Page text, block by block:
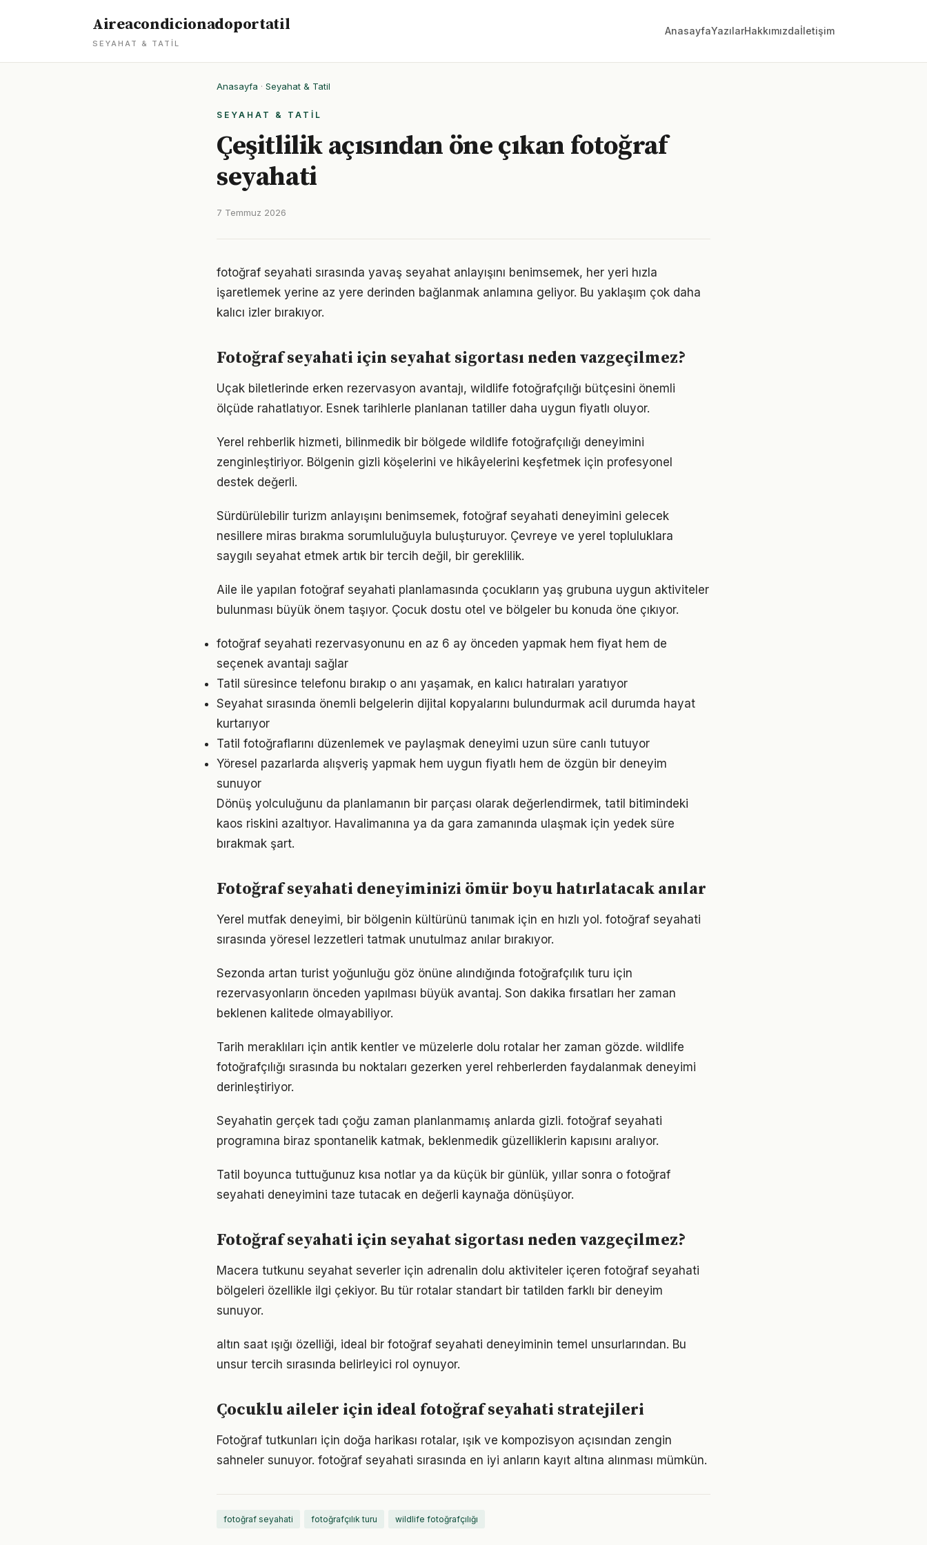
Aireacondicionadoportatil
SEYAHAT & TATIL
AnasayfaYazılarHakkımızdaİletişim
Anasayfa · Seyahat & Tatil
SEYAHAT & TATIL
Çeşitlilik açısından öne çıkan fotoğraf
seyahati
7 Temmuz 2026
fotoğraf seyahati sırasında yavaş seyahat anlayışını benimsemek, her yeri hızla
işaretlemek yerine az yere derinden bağlanmak anlamına geliyor. Bu yaklaşım çok daha
kalıcı izler bırakıyor.
Fotoğraf seyahati için seyahat sigortası neden vazgeçilmez?
Uçak biletlerinde erken rezervasyon avantajı, wildlife fotoğrafçılığı bütçesini önemli
ölçüde rahatlatıyor. Esnek tarihlerle planlanan tatiller daha uygun fiyatlı oluyor.
Yerel rehberlik hizmeti, bilinmedik bir bölgede wildlife fotoğrafçılığı deneyimini
zenginleştiriyor. Bölgenin gizli köşelerini ve hikâyelerini keşfetmek için profesyonel
destek değerli.
Sürdürülebilir turizm anlayışını benimsemek, fotoğraf seyahati deneyimini gelecek
nesillere miras bırakma sorumluluğuyla buluşturuyor. Çevreye ve yerel topluluklara
saygılı seyahat etmek artık bir tercih değil, bir gereklilik.
Aile ile yapılan fotoğraf seyahati planlamasında çocukların yaş grubuna uygun aktiviteler
bulunması büyük önem taşıyor. Çocuk dostu otel ve bölgeler bu konuda öne çıkıyor.
fotoğraf seyahati rezervasyonunu en az 6 ay önceden yapmak hem fiyat hem de
seçenek avantajı sağlar
Tatil süresince telefonu bırakıp o anı yaşamak, en kalıcı hatıraları yaratıyor
Seyahat sırasında önemli belgelerin dijital kopyalarını bulundurmak acil durumda hayat
kurtarıyor
Tatil fotoğraflarını düzenlemek ve paylaşmak deneyimi uzun süre canlı tutuyor
Yöresel pazarlarda alışveriş yapmak hem uygun fiyatlı hem de özgün bir deneyim
sunuyor
Dönüş yolculuğunu da planlamanın bir parçası olarak değerlendirmek, tatil bitimindeki
kaos riskini azaltıyor. Havalimanına ya da gara zamanında ulaşmak için yedek süre
bırakmak şart.
Fotoğraf seyahati deneyiminizi ömür boyu hatırlatacak anılar
Yerel mutfak deneyimi, bir bölgenin kültürünü tanımak için en hızlı yol. fotoğraf seyahati
sırasında yöresel lezzetleri tatmak unutulmaz anılar bırakıyor.
Sezonda artan turist yoğunluğu göz önüne alındığında fotoğrafçılık turu için
rezervasyonların önceden yapılması büyük avantaj. Son dakika fırsatları her zaman
beklenen kalitede olmayabiliyor.
Tarih meraklıları için antik kentler ve müzelerle dolu rotalar her zaman gözde. wildlife
fotoğrafçılığı sırasında bu noktaları gezerken yerel rehberlerden faydalanmak deneyimi
derinleştiriyor.
Seyahatin gerçek tadı çoğu zaman planlanmamış anlarda gizli. fotoğraf seyahati
programına biraz spontanelik katmak, beklenmedik güzelliklerin kapısını aralıyor.
Tatil boyunca tuttuğunuz kısa notlar ya da küçük bir günlük, yıllar sonra o fotoğraf
seyahati deneyimini taze tutacak en değerli kaynağa dönüşüyor.
Fotoğraf seyahati için seyahat sigortası neden vazgeçilmez?
Macera tutkunu seyahat severler için adrenalin dolu aktiviteler içeren fotoğraf seyahati
bölgeleri özellikle ilgi çekiyor. Bu tür rotalar standart bir tatilden farklı bir deneyim
sunuyor.
altın saat ışığı özelliği, ideal bir fotoğraf seyahati deneyiminin temel unsurlarından. Bu
unsur tercih sırasında belirleyici rol oynuyor.
Çocuklu aileler için ideal fotoğraf seyahati stratejileri
Fotoğraf tutkunları için doğa harikası rotalar, ışık ve kompozisyon açısından zengin
sahneler sunuyor. fotoğraf seyahati sırasında en iyi anların kayıt altına alınması mümkün.
fotoğraf seyahati fotoğrafçılık turu wildlife fotoğrafçılığı